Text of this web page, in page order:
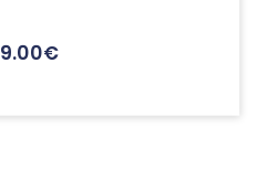
9.00€